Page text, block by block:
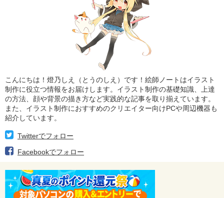
こんにちは！燈乃しえ（とうのしえ）です！絵師ノートはイラスト
制作に役立つ情報をお届けします。イラスト制作の基礎知識、上達
の方法、顔や背景の描き方など実践的な記事を取り揃えています。
また、イラスト制作におすすめのクリエイター向けPCや周辺機器も
紹介しています。
Twitterでフォロー
Facebookでフォロー